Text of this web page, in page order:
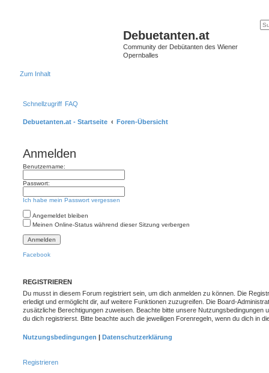
Debuetanten.at
Community der Debütanten des Wiener
Opernballes
Zum Inhalt
Schnellzugriff FAQ
Debuetanten.at - Startseite Foren-Übersicht
Anmelden
Benutzername:
Passwort:
Ich habe mein Passwort vergessen
Angemeldet bleiben
Meinen Online-Status während dieser Sitzung verbergen
Facebook
REGISTRIEREN
Du musst in diesem Forum registriert sein, um dich anmelden zu können. Die
erledigt und ermöglicht dir, auf weitere Funktionen zuzugreifen. Die Board-
zusätzliche Berechtigungen zuweisen. Beachte bitte unsere Nutzungsbedingungen
du dich registrierst. Bitte beachte auch die jeweiligen Forenregeln, wenn du dich in
Nutzungsbedingungen | Datenschutzerklärung
Registrieren